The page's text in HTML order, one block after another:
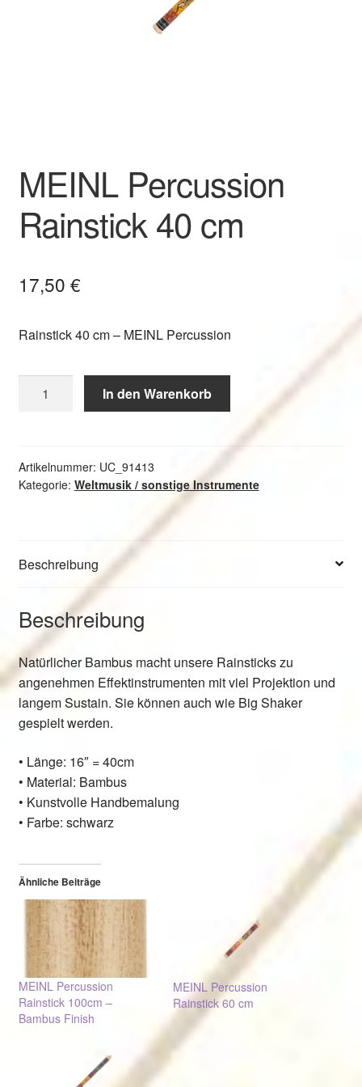
MEINL Percussion
Rainstick 40 cm
17,50 €
Rainstick 40 cm – MEINL Percussion
Percussion
cm
Menge
In den Warenkorb
Artikelnummer: UC_91413
Kategorie: Weltmusik / sonstige Instrumente
Beschreibung
Beschreibung
Natürlicher Bambus macht unsere Rainsticks zu
angenehmen Effektinstrumenten mit viel Projektion und
langem Sustain. Sie können auch wie Big Shaker
gespielt werden.
• Länge: 16″ = 40cm
• Material: Bambus
• Kunstvolle Handbemalung
• Farbe: schwarz
Ähnliche Beiträge
MEINL Percussion
Rainstick 100cm –
Bambus Finish
MEINL Percussion
Rainstick 60 cm